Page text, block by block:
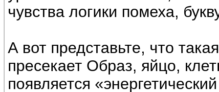
чувства логики помеха,
А вот представьте, что
пресекает Образ, яйцо,
появляется